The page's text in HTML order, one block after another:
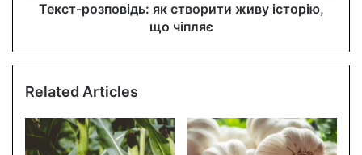
Текст-розповідь: як створити живу історію,
що чіпляє
Related Articles